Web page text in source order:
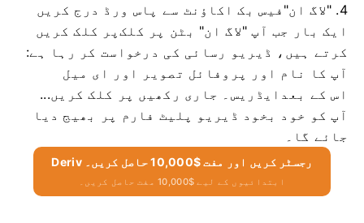
فیس بک اکاؤنٹ سے پاس ورڈ درج کریں 4. "لاگ ان"
پر کلک کریںایک بار جب آپ "لاگ ان" بٹن پر کلک
کرتے ہیں، ڈیریو رسائی کی درخواست کر رہا ہے:
آپ کا نام اور پروفائل تصویر اور ای میل
ایڈریس۔ جاری رکھیں پر کلک کریں... اس کے بعد
آپ کو خود بخود ڈیریو پلیٹ فارم پر بھیج دیا
جائے گا۔
Deriv رجسٹر کریں اور مفت $10,000 حاصل کریں۔
ابتدائیوں کے لیے $10,000 مفت حاصل کریں۔